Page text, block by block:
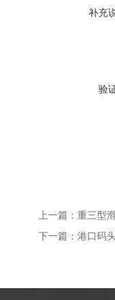
补充
验
上一篇： 重三型
下一篇： 港口码